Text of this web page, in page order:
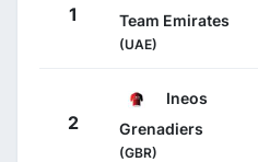
1
Team Emirates
(UAE)
2
Ineos
Grenadiers
(GBR)